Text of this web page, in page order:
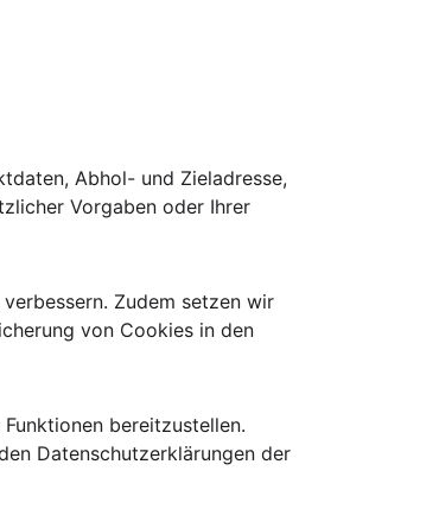
Abhol- und Zieladresse,
Vorgaben oder Ihrer
Zudem setzen wir
von Cookies in den
bereitzustellen.
Datenschutzerklärungen der